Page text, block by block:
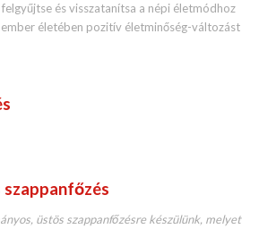
és visszatanítsa a népi életmódhoz
életében pozitív életminőség-változást
szappanfőzés
üstös szappanfőzésre készülünk, melyet